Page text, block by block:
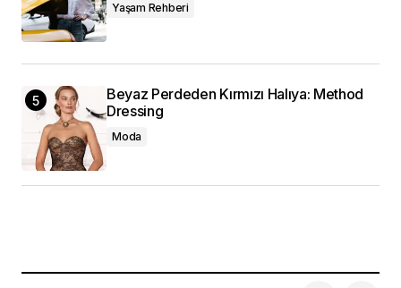
Yaşam Rehberi
Beyaz Perdeden Kırmızı Halıya: Method
Dressing
Moda